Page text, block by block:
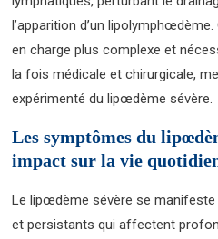
l’apparition d’un
en charge plus complexe et
la fois médicale et chirurgicale,
expérimenté du lipœdème sévère.
Les symptômes du
impact sur la vie
Le lipœdème sévère se
et persistants qui affectent